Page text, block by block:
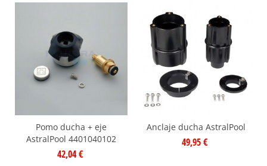
Pomo ducha + eje
AstralPool 4401040102
42,04 €
Anclaje ducha AstralPool
49,95 €